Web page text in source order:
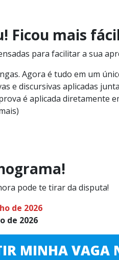
Ficou mais
para facilitar a sua
Agora é tudo em um
e discursivas aplicadas
é aplicada diretamente
pode te tirar da disputa!
de 2026
de 2026
MINHA VAGA